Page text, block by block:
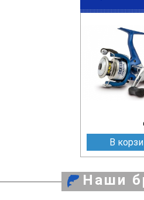
В
Наши